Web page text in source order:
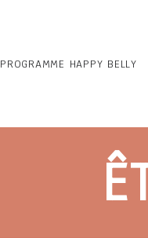
PROGRAMME HAPPY BELLY